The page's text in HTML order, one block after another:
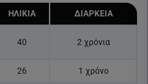
ΗΛΙΚΙΑ ΔΙΑΡΚΕΙΑ
40 2 χρόνια
26 1 χρόνο